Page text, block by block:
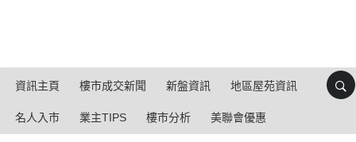
資訊主頁 樓市成交新聞 新盤資訊 地區屋苑資訊
名人入市 業主TIPS 樓市分析 美聯會優惠